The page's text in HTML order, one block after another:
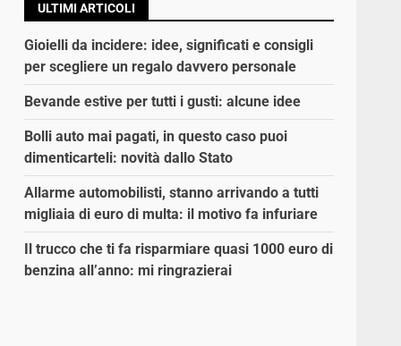
ULTIMI ARTICOLI
Gioielli da incidere: idee, significati e consigli
per scegliere un regalo davvero personale
Bevande estive per tutti i gusti: alcune idee
Bolli auto mai pagati, in questo caso puoi
dimenticarteli: novità dallo Stato
Allarme automobilisti, stanno arrivando a tutti
migliaia di euro di multa: il motivo fa infuriare
Il trucco che ti fa risparmiare quasi 1000 euro di
benzina all’anno: mi ringrazierai